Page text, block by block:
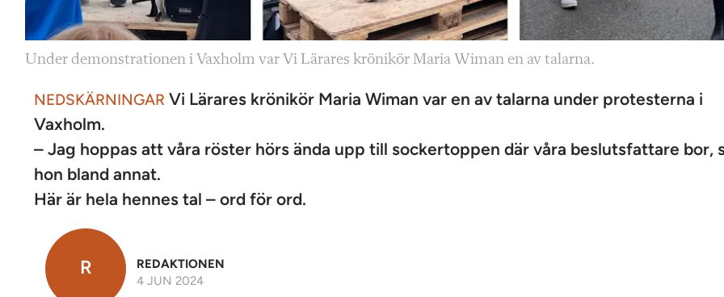
Under demonstrationen i Vaxholm var Vi Lärares krönikör Maria Wiman en av talarna.
NEDSKÄRNINGAR Vi Lärares krönikör Maria Wiman var en av talarna under protesterna i
Vaxholm.
– Jag hoppas att våra röster hörs ända upp till sockertoppen där våra beslutsfattare bor,
hon bland annat.
Här är hela hennes tal – ord för ord.
R
REDAKTIONEN
4 JUN 2024